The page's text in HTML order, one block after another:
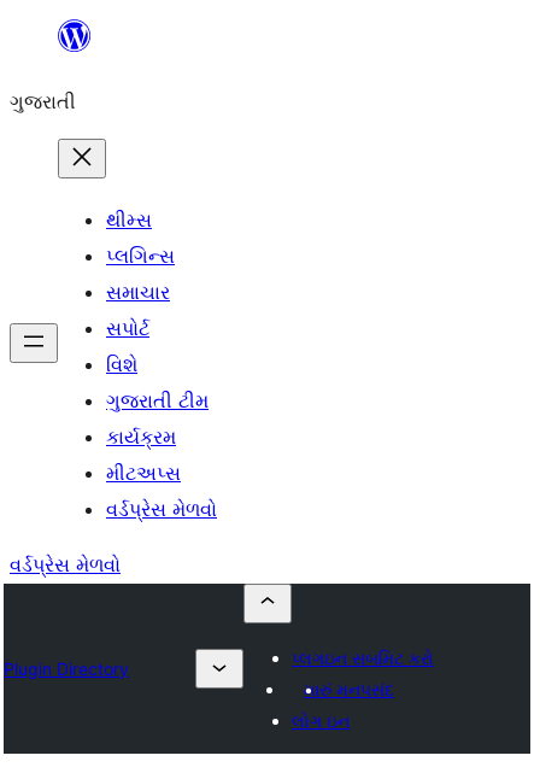
કંટેન્ટ(લખાણ)
જાઓ
ગુજરાતી
થીમ્સ
પ્લગિન્સ
સમાચાર
સપોર્ટ
વિશે
ગુજરાતી ટીમ
કાર્યક્રમ
મીટઅપ્સ
વર્ડપ્રેસ મેળવો
વર્ડપ્રેસ મેળવો
Plugin Directory
પ્લગઇન સબમિટ કરો
મારું મનપસંદ
લોગ ઇન